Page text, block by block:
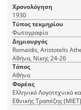
Χρονολόγηση
1930
Τύπος τεκμηρίου
Φωτογραφία
Δημιουργός
Romaїdis, Aristotelis Athens, 24-26 Nikis Str., Ρωμαΐδης, Αριστοτέλης
Αθήνα, Νίκης 24-26
Τόπος
Αθήνα
Φορέας
Ελληνικό Λογοτεχνικό
Εθνικής Τραπέζης (ΜΙΕΤ)